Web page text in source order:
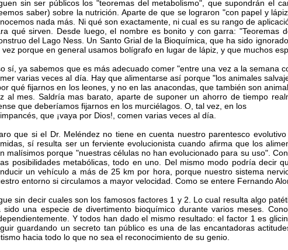
sin ser públicos los "teoremas del metabolismo", que supondrán el
saber) sobre la nutrición. Aparte de que se lograron "con papel y
nada más. Ni qué son exactamente, ni cual es su rango de
qué sirven. Desde luego, el nombre es bonito y con garra: "Teoremas
del Lago Ness. Un Santo Grial de la Bioquímica, que ha sido
vez porque en general usamos bolígrafo en lugar de lápiz, y que muchos
sí, ya sabemos que es más adecuado comer "entre una vez a la semana
varias veces al día. Hay que alimentarse así porque "los animales
qué fijarnos en los leones, y no en las anacondas, que también son
al mes. Saldría mas barato, aparte de suponer un ahorro de tiempo
que deberíamos fijarnos en los murciélagos. O, tal vez, en los
que ¡vaya por Dios!, comen varias veces al día.
que si el Dr. Meléndez no tiene en cuenta nuestro parentesco
sí resulta ser un ferviente evolucionista cuando afirma que los
malísimos porque "nuestras células no han evolucionado para su uso".
posibilidades metabólicas, todo en uno. Del mismo modo podría decir
un vehículo a más de 25 km por hora, porque nuestro sistema
entorno si circulamos a mayor velocidad. Como se entere Fernando
sin decir cuales son los famosos factores 1 y 2. Lo cual resulta algo
sido una especie de divertimento bioquímico durante varios meses.
Y todos han dado el mismo resultado: el factor 1 es
guardando un secreto tan público es una de las encantadoras
hacia todo lo que no sea el reconocimiento de su genio.